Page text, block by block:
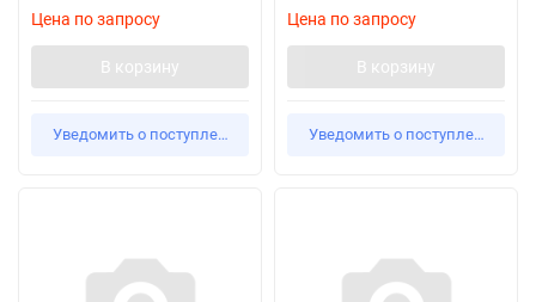
Цена по запросу
В корзину
Уведомить о поступлении
Цена по запросу
В корзину
Уведомить о поступлении